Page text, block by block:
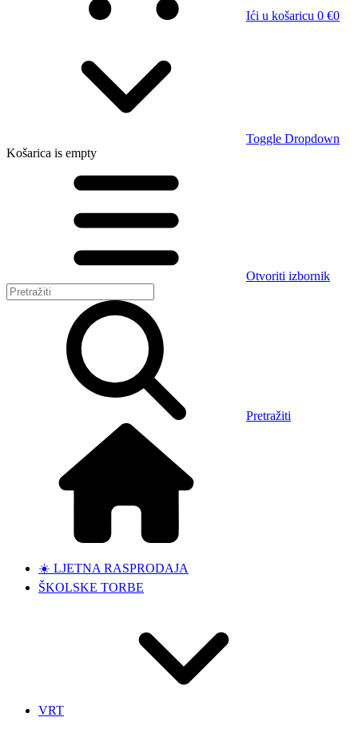
Ići u košaricu 0 €0
Toggle Dropdown
Košarica is empty
Otvoriti izbornik
Pretražiti
☀️ LJETNA RASPRODAJA
ŠKOLSKE TORBE
VRT